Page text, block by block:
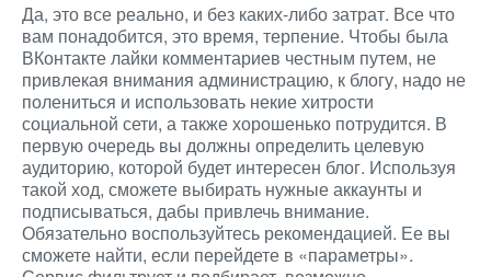
Да, это все реально, и без каких-либо затрат. Все что
вам понадобится, это время, терпение. Чтобы была
ВКонтакте лайки комментариев честным путем, не
привлекая внимания администрацию, к блогу, надо не
полениться и использовать некие хитрости
социальной сети, а также хорошенько потрудится. В
первую очередь вы должны определить целевую
аудиторию, которой будет интересен блог. Используя
такой ход, сможете выбирать нужные аккаунты и
подписываться, дабы привлечь внимание.
Обязательно воспользуйтесь рекомендацией. Ее вы
сможете найти, если перейдете в «параметры».